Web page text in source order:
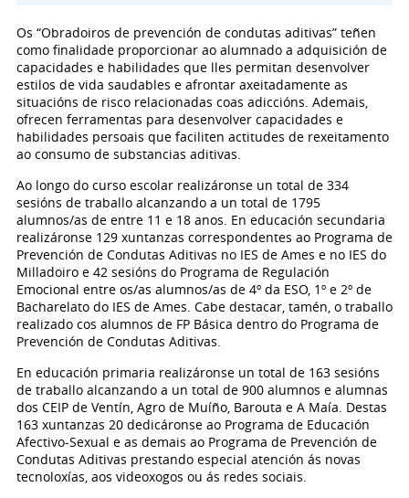
Os “Obradoiros de prevención de condutas aditivas” teñen
como finalidade proporcionar ao alumnado a adquisición de
capacidades e habilidades que lles permitan desenvolver
estilos de vida saudables e afrontar axeitadamente as
situacións de risco relacionadas coas adiccións. Ademais,
ofrecen ferramentas para desenvolver capacidades e
habilidades persoais que faciliten actitudes de rexeitamento
ao consumo de substancias aditivas.
Ao longo do curso escolar realizáronse un total de 334
sesións de traballo alcanzando a un total de 1795
alumnos/as de entre 11 e 18 anos. En educación secundaria
realizáronse 129 xuntanzas correspondentes ao Programa de
Prevención de Condutas Aditivas no IES de Ames e no IES do
Milladoiro e 42 sesións do Programa de Regulación
Emocional entre os/as alumnos/as de 4º da ESO, 1º e 2º de
Bacharelato do IES de Ames. Cabe destacar, tamén, o traballo
realizado cos alumnos de FP Básica dentro do Programa de
Prevención de Condutas Aditivas.
En educación primaria realizáronse un total de 163 sesións
de traballo alcanzando a un total de 900 alumnos e alumnas
dos CEIP de Ventín, Agro de Muíño, Barouta e A Maía. Destas
163 xuntanzas 20 dedicáronse ao Programa de Educación
Afectivo-Sexual e as demais ao Programa de Prevención de
Condutas Aditivas prestando especial atención ás novas
tecnoloxías, aos videoxogos ou ás redes sociais.